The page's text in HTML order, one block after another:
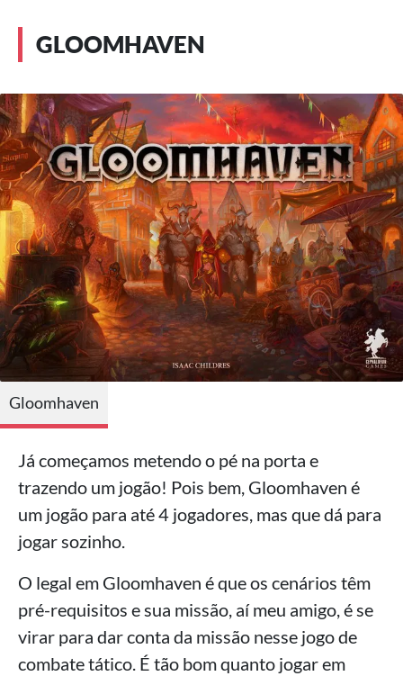
GLOOMHAVEN
Gloomhaven
Já começamos metendo o pé na porta e
trazendo um jogão! Pois bem, Gloomhaven é
um jogão para até 4 jogadores, mas que dá para
jogar sozinho.
O legal em Gloomhaven é que os cenários têm
pré-requisitos e sua missão, aí meu amigo, é se
virar para dar conta da missão nesse jogo de
combate tático. É tão bom quanto jogar em